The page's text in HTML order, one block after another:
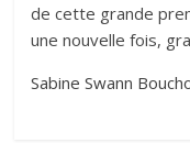
de cette grande
une nouvelle fois,
Sabine Swann